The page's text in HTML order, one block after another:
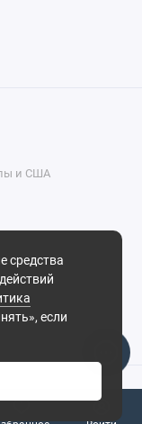
средства
если
и США